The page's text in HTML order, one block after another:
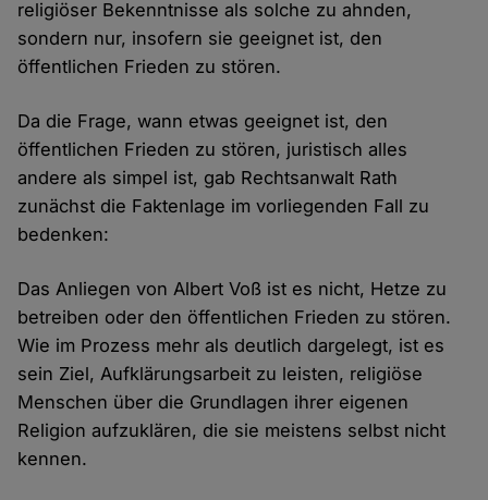
religiöser Bekenntnisse als solche zu ahnden,
sondern nur, insofern sie geeignet ist, den
öffentlichen Frieden zu stören.
Da die Frage, wann etwas geeignet ist, den
öffentlichen Frieden zu stören, juristisch alles
andere als simpel ist, gab Rechtsanwalt Rath
zunächst die Faktenlage im vorliegenden Fall zu
bedenken:
Das Anliegen von Albert Voß ist es nicht, Hetze zu
betreiben oder den öffentlichen Frieden zu stören.
Wie im Prozess mehr als deutlich dargelegt, ist es
sein Ziel, Aufklärungsarbeit zu leisten, religiöse
Menschen über die Grundlagen ihrer eigenen
Religion aufzuklären, die sie meistens selbst nicht
kennen.